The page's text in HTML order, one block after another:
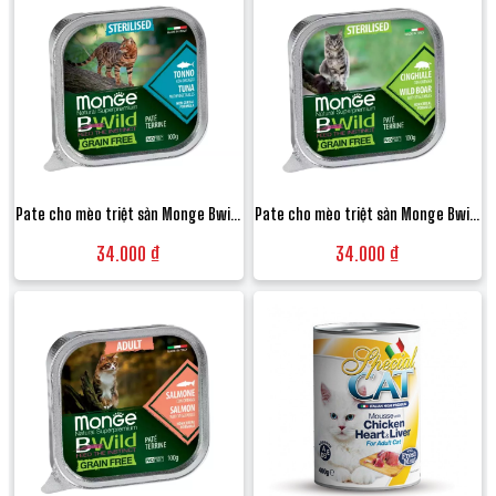
phuc cho meo
Pate cho mèo triệt sản Monge Bwild
củ - Hộp 100g
34.000 ₫
Pate cho mèo triệt sản Monge Bwild
Rau củ - Hộp 100g
34.000 ₫